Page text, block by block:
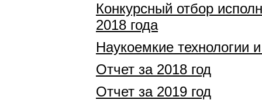
Конкурсный отбор
2018 года
Наукоемкие технологии
Отчет за 2018 год
Отчет за 2019 год